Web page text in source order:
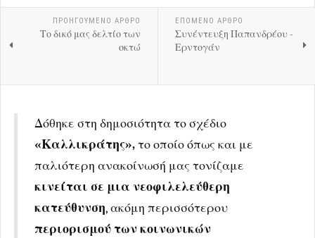
ΠΡΟΗΓΟΎΜΕΝΟ ΑΡΘΡΟ
Το δικό μας δελτίο των
οκτώ
ΕΠΟΜΕΝΟ ΑΡΘΡΟ
Συνέντευξη Παπανδρέου -
Ερντογάν
Δόθηκε στη δημοσιότητα το σχέδιο
«Καλλικράτης»,το οποίο όπως και με
παλιότερη ανακοίνωσή μας τονίζαμε
κινείται σε μια νεοφιλελεύθερη
κατεύθυνση, ακόμη περισσότερου
περιορισμού των κοινωνικών